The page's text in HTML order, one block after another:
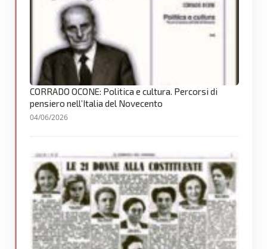
CORRADO OCONE: Politica e cultura. Percorsi di
pensiero nell’Italia del Novecento
04/06/2026